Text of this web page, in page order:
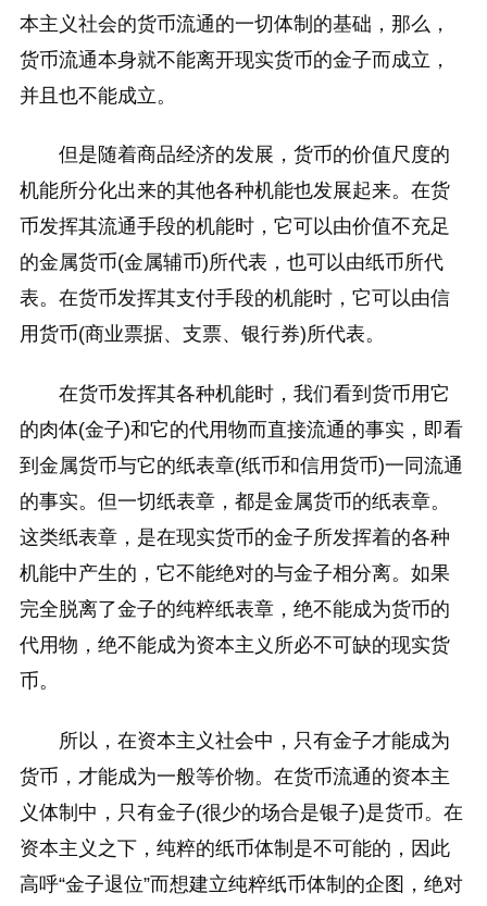
本主义社会的货币流通的一切体制的基础，那么，
货币流通本身就不能离开现实货币的金子而成立，
并且也不能成立。
但是随着商品经济的发展，货币的价值尺度的
机能所分化出来的其他各种机能也发展起来。在货
币发挥其流通手段的机能时，它可以由价值不充足
的金属货币(金属辅币)所代表，也可以由纸币所代
表。在货币发挥其支付手段的机能时，它可以由信
用货币(商业票据、支票、银行券)所代表。
在货币发挥其各种机能时，我们看到货币用它
的肉体(金子)和它的代用物而直接流通的事实，即看
到金属货币与它的纸表章(纸币和信用货币)一同流通
的事实。但一切纸表章，都是金属货币的纸表章。
这类纸表章，是在现实货币的金子所发挥着的各种
机能中产生的，它不能绝对的与金子相分离。如果
完全脱离了金子的纯粹纸表章，绝不能成为货币的
代用物，绝不能成为资本主义所必不可缺的现实货
币。
所以，在资本主义社会中，只有金子才能成为
货币，才能成为一般等价物。在货币流通的资本主
义体制中，只有金子(很少的场合是银子)是货币。在
资本主义之下，纯粹的纸币体制是不可能的，因此
高呼“金子退位”而想建立纯粹纸币体制的企图，绝对